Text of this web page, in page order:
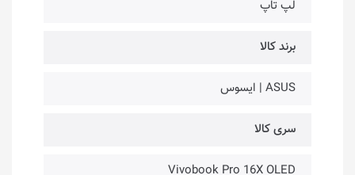
لپ تاپ
برند کالا
ASUS | ایسوس
سری کالا
Vivobook Pro 16X OLED